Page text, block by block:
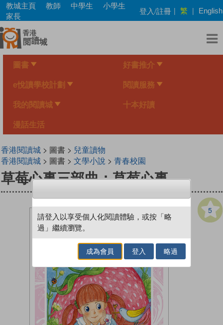
Skip
main
content
教城主頁 教師 中學生
小學生
家長
登入/註冊 | 繁 | English
圖書 好書推介
e悅讀學校計劃 閱讀服務
我的閱讀城 十本好讀
漫話生活
香港閱讀城> 圖書 > 兒童讀物
香港閱讀城> 圖書 > 文學小說 > 青春校園
草莓心事三部曲：草莓心事
5
請登入以享受個人化閱讀體驗，或按「略
過」繼續瀏覽。
成為會員 登入 略過